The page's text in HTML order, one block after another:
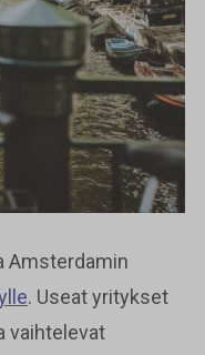
Amsterdamin
. Useat yritykset
vaihtelevat